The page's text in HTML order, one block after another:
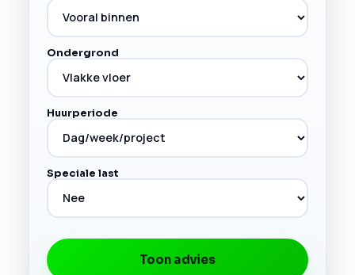
Ondergrond
Huurperiode
Speciale last
Toon advies